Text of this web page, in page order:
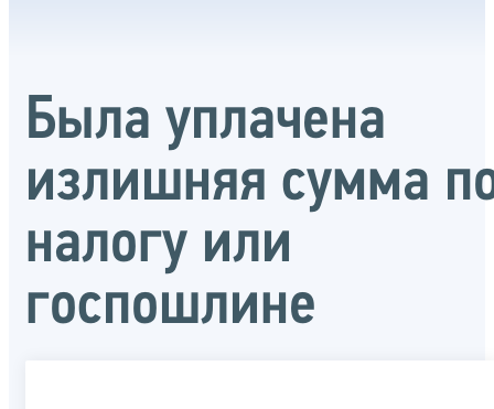
Была уплачена
излишняя сумма
налогу или
госпошлине